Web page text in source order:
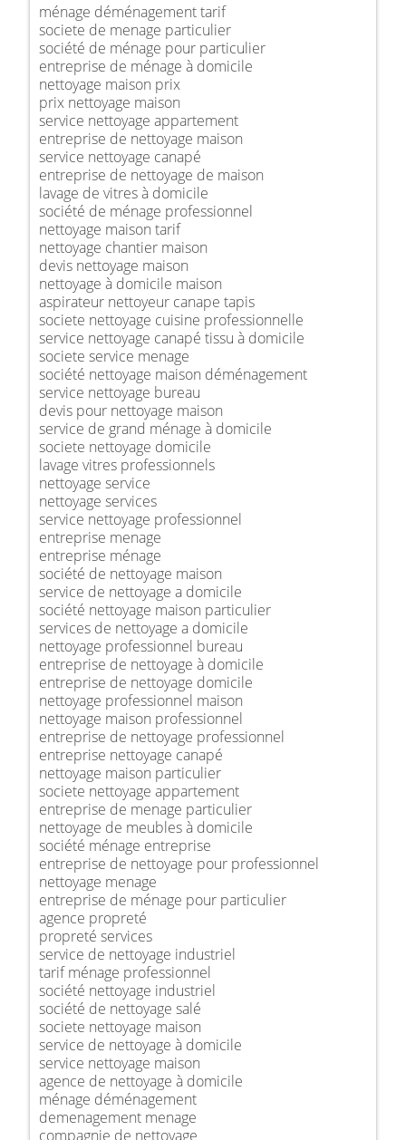
ménage déménagement tarif
societe de menage particulier
société de ménage pour particulier
entreprise de ménage à domicile
nettoyage maison prix
prix nettoyage maison
service nettoyage appartement
entreprise de nettoyage maison
service nettoyage canapé
entreprise de nettoyage de maison
lavage de vitres à domicile
société de ménage professionnel
nettoyage maison tarif
nettoyage chantier maison
devis nettoyage maison
nettoyage à domicile maison
aspirateur nettoyeur canape tapis
societe nettoyage cuisine professionnelle
service nettoyage canapé tissu à domicile
societe service menage
société nettoyage maison déménagement
service nettoyage bureau
devis pour nettoyage maison
service de grand ménage à domicile
societe nettoyage domicile
lavage vitres professionnels
nettoyage service
nettoyage services
service nettoyage professionnel
entreprise menage
entreprise ménage
société de nettoyage maison
service de nettoyage a domicile
société nettoyage maison particulier
services de nettoyage a domicile
nettoyage professionnel bureau
entreprise de nettoyage à domicile
entreprise de nettoyage domicile
nettoyage professionnel maison
nettoyage maison professionnel
entreprise de nettoyage professionnel
entreprise nettoyage canapé
nettoyage maison particulier
societe nettoyage appartement
entreprise de menage particulier
nettoyage de meubles à domicile
société ménage entreprise
entreprise de nettoyage pour professionnel
nettoyage menage
entreprise de ménage pour particulier
agence propreté
propreté services
service de nettoyage industriel
tarif ménage professionnel
société nettoyage industriel
société de nettoyage salé
societe nettoyage maison
service de nettoyage à domicile
service nettoyage maison
agence de nettoyage à domicile
ménage déménagement
demenagement menage
compagnie de nettoyage